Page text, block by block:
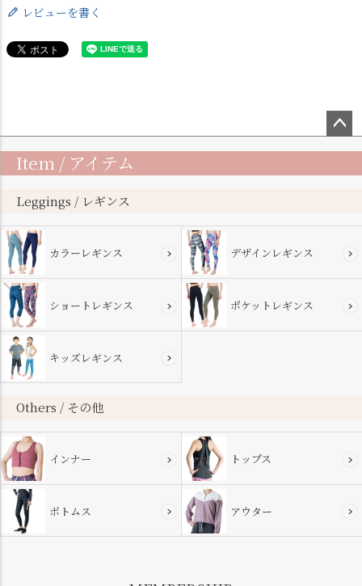
レビューを書く
ップ
Item / アイテム
Leggings / レギンス
カラーレギンス デザインレギンス
ショートレギンス ポケットレギンス
キッズレギンス
Others / その他
インナー トップス
ボトムス アウター